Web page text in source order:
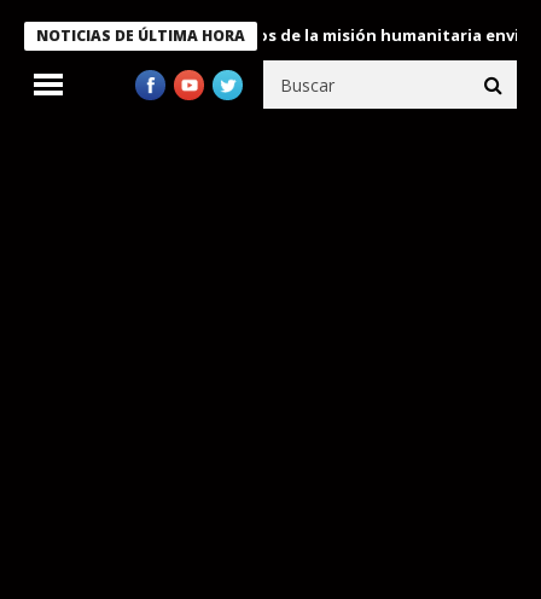
NOTICIAS DE ÚLTIMA HORA
condecora a miembros de la misión humanitaria enviada a